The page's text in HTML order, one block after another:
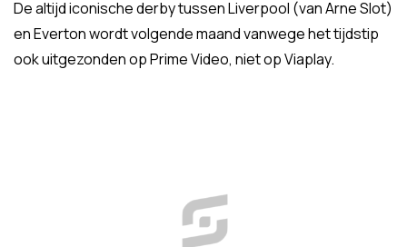
De altijd iconische derby tussen Liverpool (van Arne Slot)
en Everton wordt volgende maand vanwege het tijdstip
ook uitgezonden op Prime Video, niet op Viaplay.